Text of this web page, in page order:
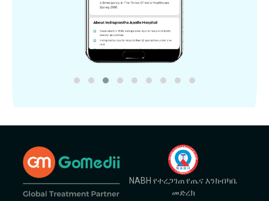
NABH የተረጋገጠ የጤና እንክብካቤ
መድረክ